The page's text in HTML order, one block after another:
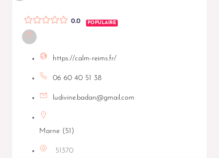
0.0 POPULAIRE
https://calm-reims.fr/
06 60 40 51 38
ludivine.badan@gmail.com
Marne (51)
51370